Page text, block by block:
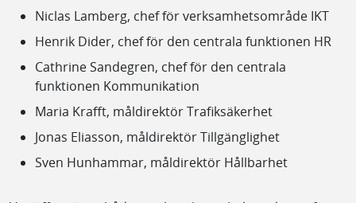
Niclas Lamberg, chef för verksamhetsområde IKT
Henrik Dider, chef för den centrala funktionen HR
Cathrine Sandegren, chef för den centrala
funktionen Kommunikation
Maria Krafft, måldirektör Trafiksäkerhet
Jonas Eliasson, måldirektör Tillgänglighet
Sven Hunhammar, måldirektör Hållbarhet